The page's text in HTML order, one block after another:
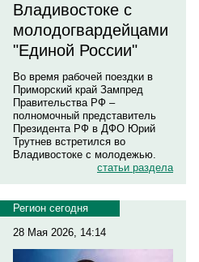
Владивостоке с
молодогвардейцами
"Единой России"
Во время рабочей поездки в
Приморский край Зампред
Правительства РФ –
полномочный представитель
Президента РФ в ДФО Юрий
Трутнев встретился во
Владивостоке с молодежью.
статьи раздела
Регион сегодня
28 Мая 2026, 14:14